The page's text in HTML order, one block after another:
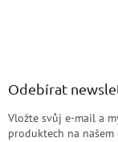
Odebírat
Vložte svůj e-mail a
produktech na našem